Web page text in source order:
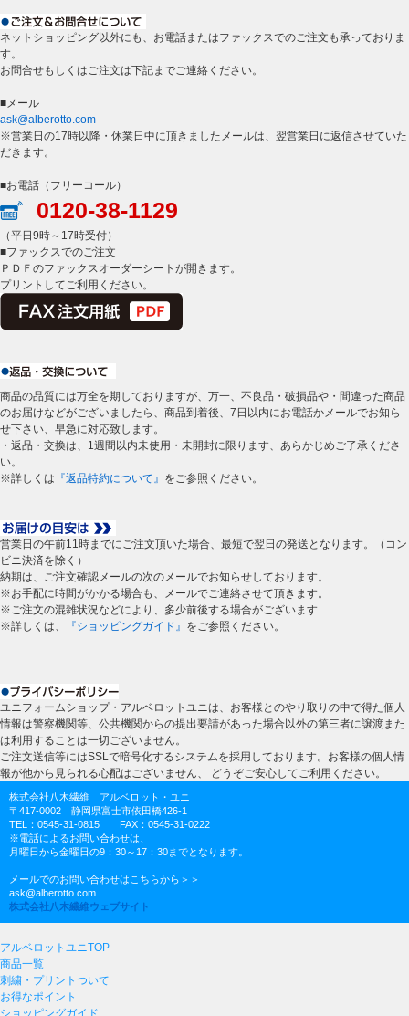
ネットショッピング以外にも、お電話またはファックスでのご注文も承っておりま
す。
お問合せもしくはご注文は下記までご連絡ください。
■メール
ask@alberotto.com
※営業日の17時以降・休業日中に頂きましたメールは、翌営業日に返信させていた
だきます。
■お電話（フリーコール）
0120-38-1129
（平日9時～17時受付）
■ファックスでのご注文
ＰＤＦのファックスオーダーシートが開きます。
プリントしてご利用ください。
商品の品質には万全を期しておりますが、万一、不良品・破損品や・間違った商品
のお届けなどがございましたら、商品到着後、7日以内にお電話かメールでお知ら
せ下さい、早急に対応致します。
・返品・交換は、1週間以内未使用・未開封に限ります、あらかじめご了承くださ
い。
※詳しくは 『返品特約について』 をご参照ください。
営業日の午前11時までにご注文頂いた場合、最短で翌日の発送となります。（コン
ビニ決済を除く）
納期は、ご注文確認メールの次のメールでお知らせしております。
※お手配に時間がかかる場合も、メールでご連絡させて頂きます。
※ご注文の混雑状況などにより、多少前後する場合がございます
※詳しくは、
『ショッピングガイド』 をご参照ください。
ユニフォームショップ・アルベロットユニは、お客様とのやり取りの中で得た個人
情報は警察機関等、公共機関からの提出要請があった場合以外の第三者に譲渡また
は利用することは一切ございません。
ご注文送信等にはSSLで暗号化するシステムを採用しております。お客様の個人情
報が他から見られる心配はございません、 どうぞご安心してご利用ください。
株式会社八木繊維 アルベロット・ユニ
〒417-0002 静岡県富士市依田橋426-1
TEL：0545-31-0815 FAX：0545-31-0222
※電話によるお問い合わせは、
月曜日から金曜日の9：30～17：30までとなります。
メールでのお問い合わせはこちらから＞＞
ask@alberotto.com
株式会社八木繊維ウェブサイト
アルベロットユニTOP
商品一覧
刺繍・プリントついて
お得なポイント
ショッピングガイド